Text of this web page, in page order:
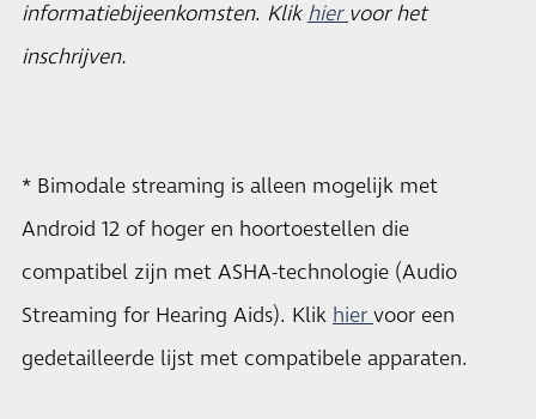
informatiebijeenkomsten. Klikhiervoor het
inschrijven.
* Bimodale streaming is alleen mogelijk met
Android 12 of hoger en hoortoestellen die
compatibel zijn met ASHA-technologie (Audio
Streaming for Hearing Aids). Klik hiervoor een
gedetailleerde lijst met compatibele apparaten.